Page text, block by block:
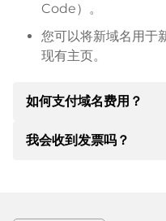
Code）。
您可以将新域名用于
现有主页。
如何支付域名费用？
达成协议后，房东将通
我会收到发票吗？